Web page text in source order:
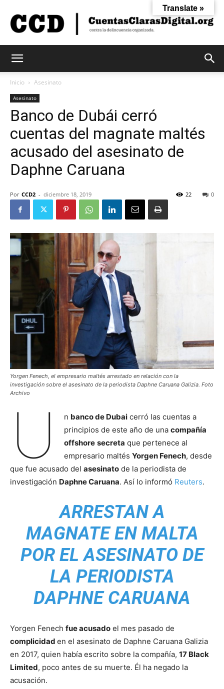
Claras
Digital
Inicio Asesinato
Asesinato
Banco de Dubái cerró
cuentas del magnate maltés
acusado del asesinato de
Daphne Caruana
Por CCD2 - diciembre 18, 2019 0
22
Yorgen Fenech, el empresario maltés arrestado en relación con la
investigación sobre el asesinato de la periodista Daphne Caruana Galizia. Foto
Archivo
U n banco de Dubaicerró las cuentas a
principios de este año de una compañía
offshore secreta que pertenece al
empresario maltés Yorgen Fenech, desde
que fue acusado del asesinato de la periodista de
investigación Daphne Caruana. Así lo informó Reuters.
ARRESTAN A
MAGNATE EN MALTA
POR EL ASESINATO DE
LA PERIODISTA
DAPHNE CARUANA
Yorgen Fenech fue acusado el mes pasado de
complicidad en el asesinato de Daphne Caruana Galizia
en 2017, quien había escrito sobre la compañía, 17 Black
Limited, poco antes de su muerte. Él ha negado la
acusación.
Translate »